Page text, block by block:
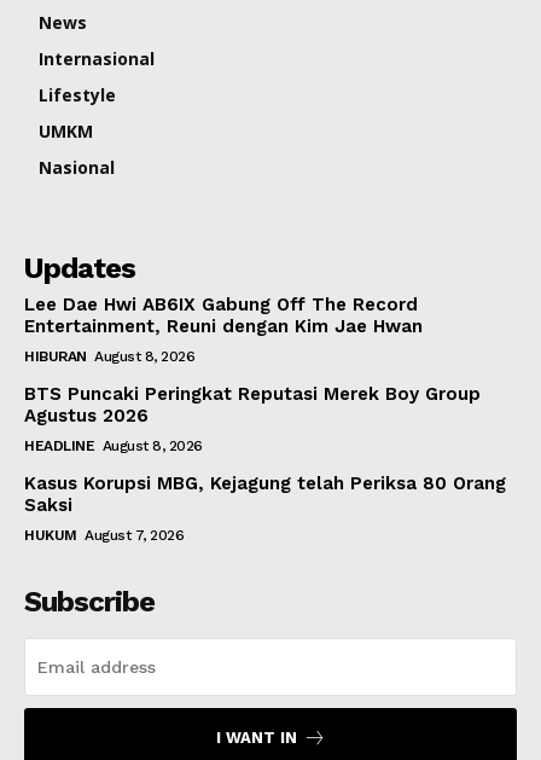
News
Internasional
Lifestyle
UMKM
Nasional
Updates
Lee Dae Hwi AB6IX Gabung Off The Record
Entertainment, Reuni dengan Kim Jae Hwan
HIBURAN August 8, 2026
BTS Puncaki Peringkat Reputasi Merek Boy Group
Agustus 2026
HEADLINE August 8, 2026
Kasus Korupsi MBG, Kejagung telah Periksa 80 Orang
Saksi
HUKUM August 7, 2026
Subscribe
I WANT IN